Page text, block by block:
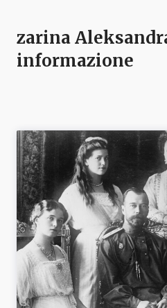
zarina
informazione